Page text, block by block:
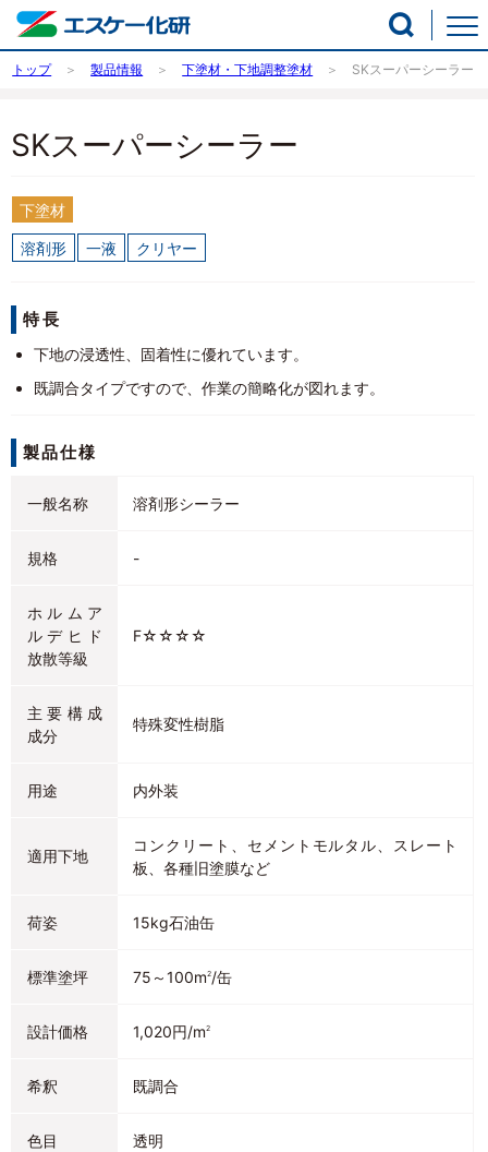
トップ 製品情報 下塗材・下地調整塗材 SKスーパーシーラー
SKスーパーシーラー
下塗材
溶剤形 一液 クリヤー
特長
下地の浸透性、固着性に優れています。
既調合タイプですので、作業の簡略化が図れます。
製品仕様
一般名称 溶剤形シーラー
規格 -
ホルムア
ルデヒド
放散等級
F☆☆☆☆
主要構成
成分
特殊変性樹脂
用途 内外装
適用下地
コンクリート、セメントモルタル、スレート
板、各種旧塗膜など
荷姿 15kg石油缶
標準塗坪 75～100m2/缶
設計価格 1,020円/m2
希釈 既調合
色目 透明